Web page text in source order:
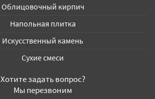
Облицовочный кирпич
Напольная плитка
Искусственный камень
Сухие смеси
Хотите задать вопрос?
Мы перезвоним